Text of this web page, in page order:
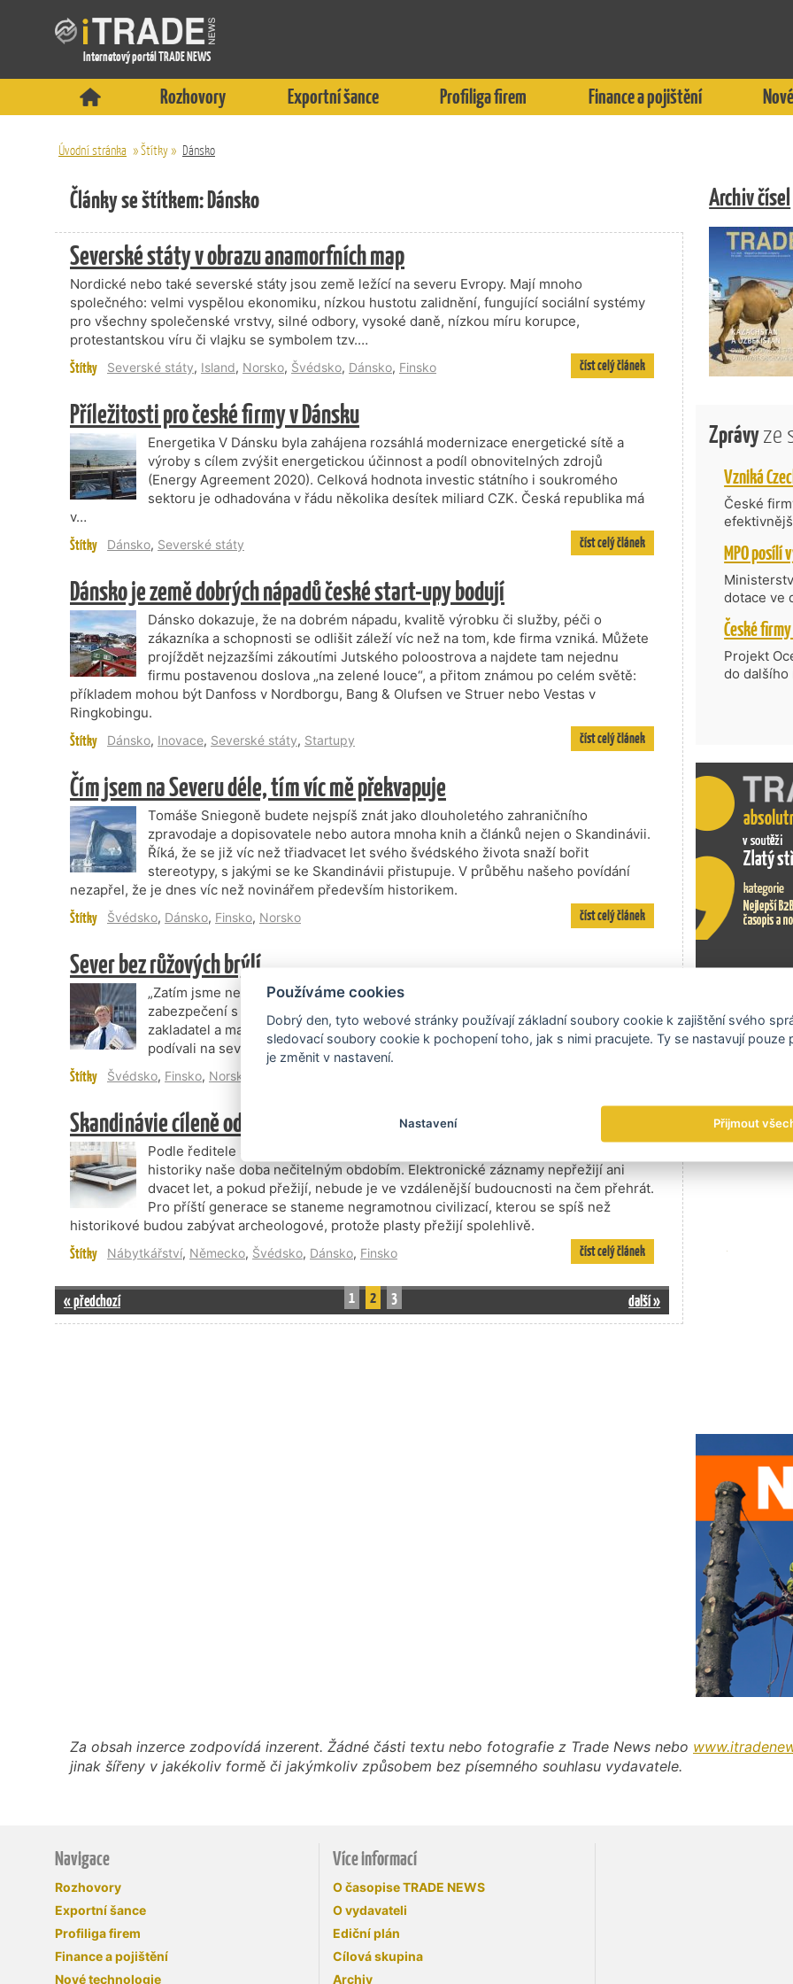
Internetový portál TRADE NEWS
Rozhovory Exportní šance Profiliga firem Finance a pojištění
Úvodní stránka »Štítky» Dánsko
Články se štítkem: Dánsko
Severské státy v obrazu anamorfních map
Nordické nebo také severské státy jsou země ležící na severu Evropy. Mají mnoho
společného: velmi vyspělou ekonomiku, nízkou hustotu zalidnění, fungující sociální systémy
pro všechny společenské vrstvy, silné odbory, vysoké daně, nízkou míru korupce,
protestantskou víru či vlajku se symbolem tzv.…
Štítky Severské státy, Island, Norsko, Švédsko, Dánsko, Finsko číst celý článek
Příležitosti pro české firmy v Dánsku
Energetika V Dánsku byla zahájena rozsáhlá modernizace energetické sítě a
výroby s cílem zvýšit energetickou účinnost a podíl obnovitelných zdrojů
(Energy Agreement 2020). Celková hodnota investic státního i soukromého
sektoru je odhadována v řádu několika desítek miliard CZK. Česká republika má
v…
Štítky Dánsko, Severské státy číst celý článek
Dánsko je země dobrých nápadů české start-upy bodují
Dánsko dokazuje, že na dobrém nápadu, kvalitě výrobku či služby, péči o
zákazníka a schopnosti se odlišit záleží víc než na tom, kde firma vzniká. Můžete
projíždět nejzazšími zákoutími Jutského poloostrova a najdete tam nejednu
firmu postavenou doslova „na zelené louce“, a přitom známou po celém světě:
příkladem mohou být Danfoss v Nordborgu, Bang & Olufsen ve Struer nebo Vestas v
Ringkobingu.
Štítky Dánsko, Inovace, Severské státy, Startupy číst celý článek
Čím jsem na Severu déle, tím víc mě překvapuje
Tomáše Sniegoně budete nejspíš znát jako dlouholetého zahraničního
zpravodaje a dopisovatele nebo autora mnoha knih a článků nejen o Skandinávii.
Říká, že se již víc než třiadvacet let svého švédského života snaží bořit
stereotypy, s jakými se ke Skandinávii přistupuje. V průběhu našeho povídání
nezapřel, že je dnes víc než novinářem především historikem.
Štítky Švédsko, Dánsko, Finsko, Norsko číst celý článek
Sever bez růžových brýlí
„Zatím jsme nenašli způsob, jak úspěšně zkombinovat systém sociálního
zabezpečení s co nejnižší mírou nezaměstnanosti,“ říká Švéd Marten Runow,
zakladatel a majitel mezinárodní společnosti Performia. Spolu s ním jsme se
podívali na severské ekonomiky z mediálně méně obvyklého úhlu.
Štítky Švédsko, Finsko, Norsko
Skandinávie cíleně odmítá levný konzum
Podle ředitele Sbírky starého umění Národní galerie Víta Vlnase bude pro
historiky naše doba nečitelným obdobím. Elektronické záznamy nepřežijí ani
dvacet let, a pokud přežijí, nebude je ve vzdálenější budoucnosti na čem přehrát.
Pro příští generace se staneme negramotnou civilizací, kterou se spíš než
historikové budou zabývat archeologové, protože plasty přežijí spolehlivě.
Štítky Nábytkářství, Německo, Švédsko, Dánsko, Finsko číst celý článek
« předchozí 1 2 3 další »
Archiv čísel
Zprávyze
České
nabídne
zahraniční
dotace ve
Transfer,
Částkou
umělé
do
Projekt
do dalšího
prosazují
nejen
příběh.
Exportní
Za obsah inzerce zodpovídá inzerent. Žádné části textu nebo fotografie z Trade News nebo
jinak šířeny v jakékoliv formě či jakýmkoliv způsobem bez písemného souhlasu vydavatele.
Navigace
Rozhovory
Exportní šance
Profiliga firem
Finance a pojištění
Nové technologie
Více informací
O časopise TRADE NEWS
O vydavateli
Ediční plán
Cílová skupina
Archiv
Používáme cookies
Dobrý den, tyto webové stránky používají základní soubory cookie k zajištění svého
sledovací soubory cookie k pochopení toho, jak s nimi pracujete. Ty se nastavují pouze
je změnit v nastavení.
Nastavení Přijmout